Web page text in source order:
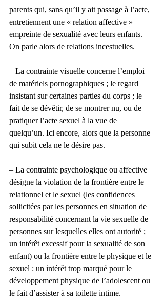
parents qui, sans qu’il y ait passage à l’acte,
entretiennent une « relation affective »
empreinte de sexualité avec leurs enfants.
On parle alors de relations incestuelles.
– La contrainte visuelle concerne l’emploi
de matériels pornographiques ; le regard
insistant sur certaines parties du corps ; le
fait de se dévêtir, de se montrer nu, ou de
pratiquer l’acte sexuel à la vue de
quelqu’un. Ici encore, alors que la personne
qui subit cela ne le désire pas.
– La contrainte psychologique ou affective
désigne la violation de la frontière entre le
relationnel et le sexuel (les confidences
sollicitées par les personnes en situation de
responsabilité concernant la vie sexuelle de
personnes sur lesquelles elles ont autorité ;
un intérêt excessif pour la sexualité de son
enfant) ou la frontière entre le physique et le
sexuel : un intérêt trop marqué pour le
développement physique de l’adolescent ou
le fait d’assister à sa toilette intime.